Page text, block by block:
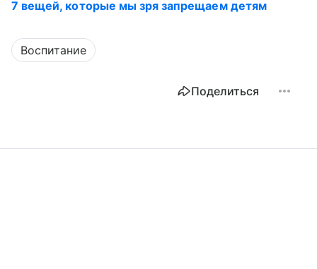
7 вещей, которые мы зря запрещаем детям
Воспитание
Поделиться